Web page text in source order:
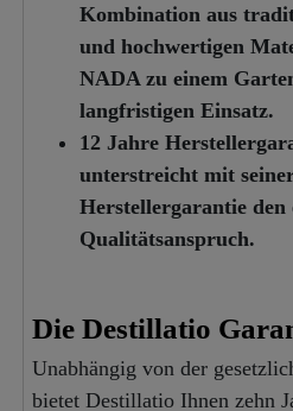
Kombination aus
und hochwertigen
NADA zu einem
langfristigen Einsatz.
12 Jahre
unterstreicht mit
Herstellergarantie den
Qualitätsanspruch.
Die Destillatio
Unabhängig von der
bietet Destillatio Ihnen zehn